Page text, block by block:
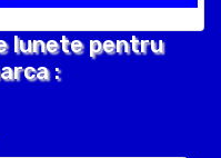
lunete pentru
: